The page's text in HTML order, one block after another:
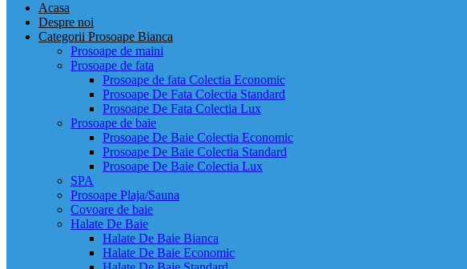
Acasa
Despre noi
Categorii Prosoape Bianca
Prosoape de maini
Prosoape de fata
Prosoape de fata Colectia Economic
Prosoape De Fata Colectia Standard
Prosoape De Fata Colectia Lux
Prosoape de baie
Prosoape De Baie Colectia Economic
Prosoape De Baie Colectia Standard
Prosoape De Baie Colectia Lux
SPA
Prosoape Plaja/Sauna
Covoare de baie
Halate De Baie
Halate De Baie Bianca
Halate De Baie Economic